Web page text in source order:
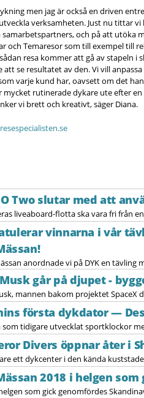
men jag är också en driven
verksamheten. Just nu tittar
och på att utöka
och Temaresor som till exempel till
resa kommer att gå av stapeln i
se resultatet av den. Vi vill
varje kund har, oavsett om det
mycket rutinerade dykare ute efter
vi brett och kreativt, säger Diana.
Two slutar med att
liveaboard-flotta ska vara fri från
vinnarna i vår
anordnade vi på DYK en tävling
går på djupet -
mannen bakom projektet SpaceX
första dykdator —
som tidigare utvecklat sportklockor
Divers öppnar åter i
ett dykcenter i den kända
2018 i helgen som
som gick genomfördes